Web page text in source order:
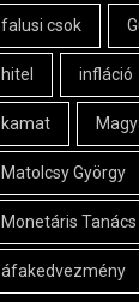
falusi csok
hitel infláció
kamat
Matolcsy György
Monetáris Tanács
áfakedvezmény